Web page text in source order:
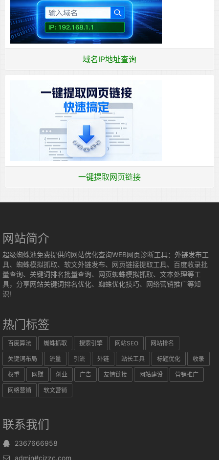
域名IP地址查询
一键提取网页链接
网站简介
超级蜘蛛池免费提供的网站优化查询WEB网页诊断工具：外链发布工
具、蜘蛛模拟抓取、软文外链发布、网页链接提取工具、百度收录批
量查询、关键词排名批量查询、网页蜘蛛模拟抓取、文本处理等工
具，分享网站关键词排名优化、蜘蛛优化技巧、网络营销推广等知
识!
热门标签
百度算法 蜘蛛抓取 搜索引擎 网站SEO 网站排名
关键词布局 流量 引流 外链 站长工具 标题优化 收录
权重 网赚 创业 广告 友情链接 网站建设 营销推广
网络营销 软文营销
联系我们
2367666958
admin#cjzzc.com